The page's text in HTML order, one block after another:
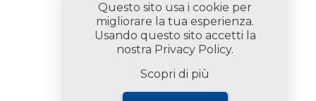
Questo sito usa i cookie per
migliorare la tua esperienza.
Usando questo sito accetti la
nostra Privacy Policy.
Scopri di più